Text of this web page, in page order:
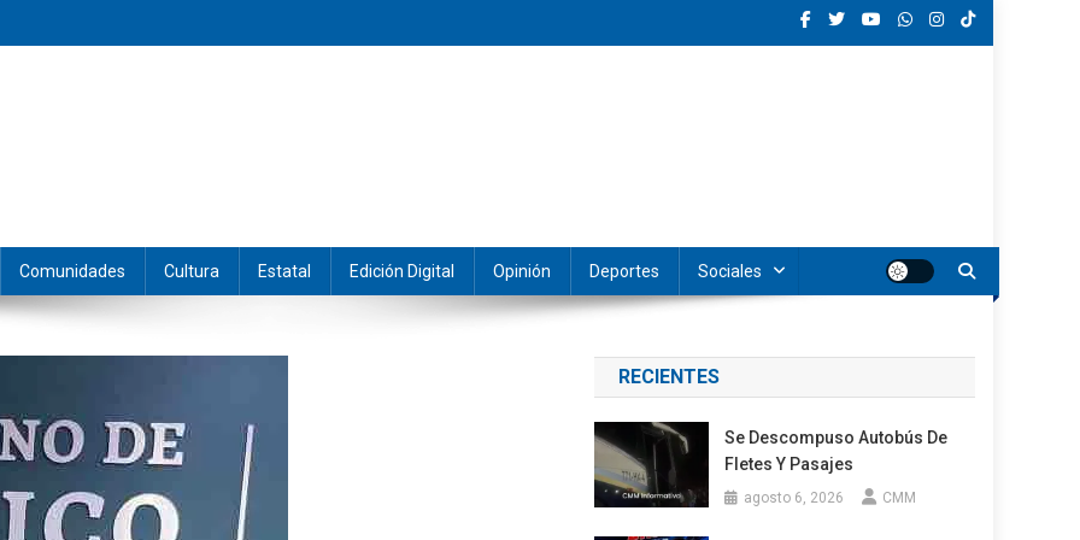
Comunidades Cultura Estatal Edición Digital Opinión Deportes Sociales
RECIENTES
Se Descompuso Autobús De
Fletes Y Pasajes
agosto 6, 2026 CMM